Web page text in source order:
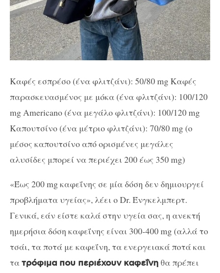
Καφές εσπρέσο (ένα φλιτζάνι): 50/80 mg Καφές
παρασκευασμένος με μόκα (ένα φλιτζάνι): 100/120
mg Αmericano (ένα μεγάλο φλιτζάνι): 100/120 mg
Καπουτσίνο (ένα μέτριο φλιτζάνι): 70/80 mg (ο
μέσος καπουτσίνο από ορισμένες μεγάλες
αλυσίδες μπορεί να περιέχει 200 έως 350 mg)
«Έως 200 mg καφεΐνης σε μία δόση δεν δημιουργεί
προβλήματα υγείας», λέει ο Dr. Ένγκελμπερτ.
Γενικά, εάν είστε καλά στην υγεία σας, η ανεκτή
ημερήσια δόση καφεΐνης είναι 300-400 mg (αλλά το
τσάι, τα ποτά με καφεΐνη, τα ενεργειακά ποτά και
τατρόφιμα που περιέχουν καφεΐνηθα πρέπει